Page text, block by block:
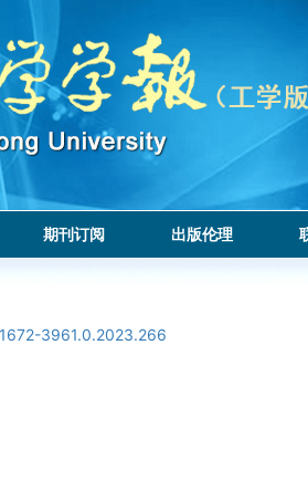
期刊订阅 出版伦理
3961.0.2023.266